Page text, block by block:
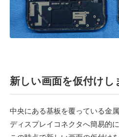
新しい画面を仮付けし
中央にある基板を覆っている金
ディスプレイコネクタへ簡易的